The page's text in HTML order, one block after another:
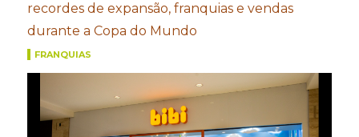
recordes de expansão, franquias e vendas
durante a Copa do Mundo
FRANQUIAS